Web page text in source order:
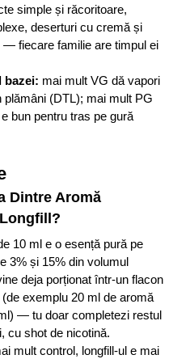
simple și răcoritoare,
deserturi cu cremă și
fiecare familie are timpul ei
bazei: mai mult VG dă vapori
(DTL); mai mult PG
bun pentru tras pe gură
Dintre Aromă
10 ml e o esență pură pe
3% și 15% din volumul
deja porționat într-un flacon
exemplu 20 ml de aromă
— tu doar completezi restul
cu shot de nicotină.
mult control, longfill-ul e mai